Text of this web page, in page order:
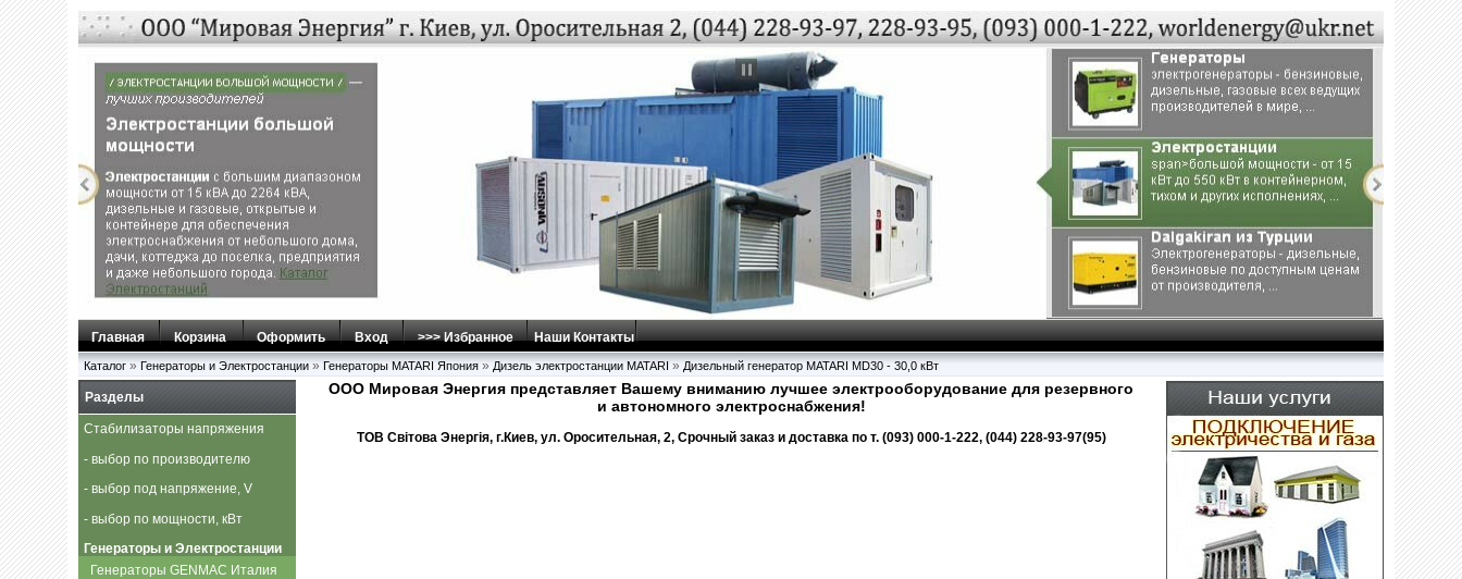
Главная Корзина Оформить Вход >>> Избранное Наши Контакты
Каталог » Генераторы и Электростанции » Генераторы MATARI Япония » Дизель электростанции MATARI » Дизельный генератор MATARI MD30 - 30,0 кВт
ООО Мировая Энергия представляет Вашему вниманию лучшее электрооборудование для резервного
и автономного электроснабжения!
ТОВ Свiтова Энергiя, г.Киев, ул. Оросительная, 2, Срочный заказ и доставка по т. (093) 000-1-222, (044) 228-93-97(95)
Разделы
Стабилизаторы напряжения
- выбор по производителю
- выбор под напряжение, V
- выбор по мощности, кВт
Генераторы и Электростанции
Генераторы GENMAC Италия